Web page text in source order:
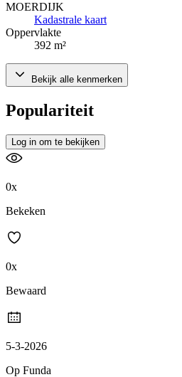
MOERDIJK
Kadastrale kaart
Oppervlakte
392 m²
Bekijk alle kenmerken
Populariteit
Log in om te bekijken
0x
Bekeken
0x
Bewaard
5-3-2026
Op Funda